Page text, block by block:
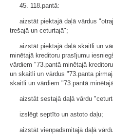
45. 118.pantā:
aizstāt piektajā daļā vārdus
trešajā un ceturtajā";
aizstāt piektajā daļā skaitli un
minētajā kreditoru prasījumu
vārdiem "73.pantā minētajā
un skaitli un vārdus "73.panta
skaitli un vārdiem "73.pantā
aizstāt sestajā daļā vārdu
izslēgt septīto un astoto daļu;
aizstāt vienpadsmitajā daļā